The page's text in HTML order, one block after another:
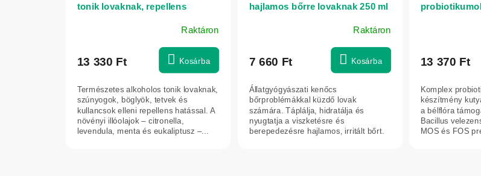
tonik lovaknak, repellens
Raktáron
13 330 Ft Kosárba
Természetes alkoholos tonik lovaknak,
szúnyogok, böglyök, tetvek és
kullancsok elleni repellens hatással. A
növényi illóolajok – citronella,
levendula, menta és eukaliptusz –...
hajlamos bőrre lovaknak 250 ml
Raktáron
7 660 Ft Kosárba
Állatgyógyászati kenőcs
bőrproblémákkal küzdő lovak
számára. Táplálja, hidratálja és
nyugtatja a viszketésre és
berepedezésre hajlamos, irritált bőrt.
13 370 Ft
Komplex
készítmény
a bélflóra
Bacillus
MOS és FOS